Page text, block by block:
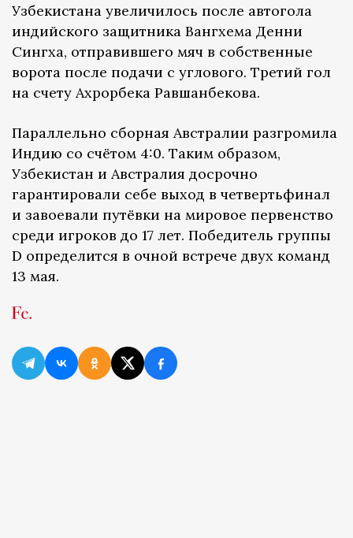
Узбекистана увеличилось после автогола
индийского защитника Вангхема Денни
Сингха, отправившего мяч в собственные
ворота после подачи с углового. Третий гол
на счету Ахрорбека Равшанбекова.
Параллельно сборная Австралии разгромила
Индию со счётом 4:0. Таким образом,
Узбекистан и Австралия досрочно
гарантировали себе выход в четвертьфинал
и завоевали путёвки на мировое первенство
среди игроков до 17 лет. Победитель группы
D определится в очной встрече двух команд
13 мая.